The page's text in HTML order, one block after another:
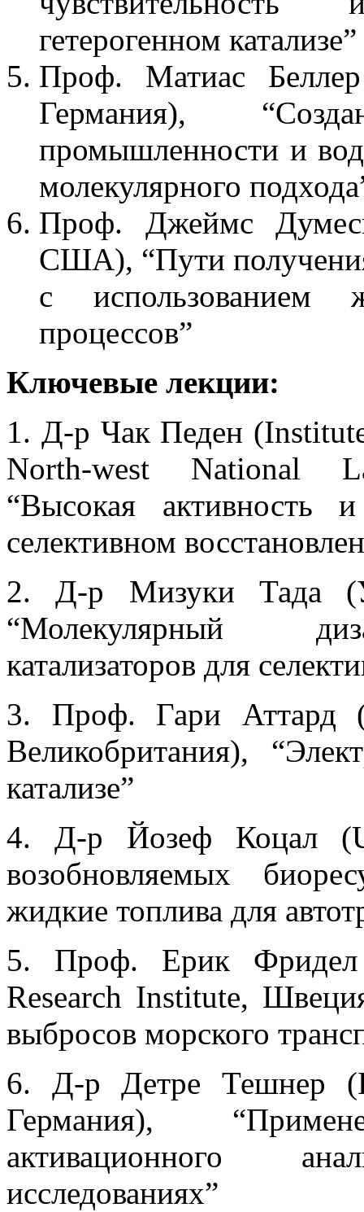
гетерогенном катализе”
Проф. Матиас Беллер
Германия),
промышленности и
молекулярного
Проф. Джеймс
США), “Пути
с использованием
процессов”
Ключевые лекции:
1. Д-р Чак Педен
North-west National
“Высокая активность
селективном
2. Д-р Мизуки Тада
“Молекулярный
катализаторов для
3. Проф. Гари Аттард
Великобритания),
катализе”
4. Д-р Йозеф Коцал
возобновляемых
жидкие топлива для
5. Проф. Ерик Фридел
Research Institute,
выбросов морского
6. Д-р Детре Тешнер
Германия),
активационного
исследованиях”